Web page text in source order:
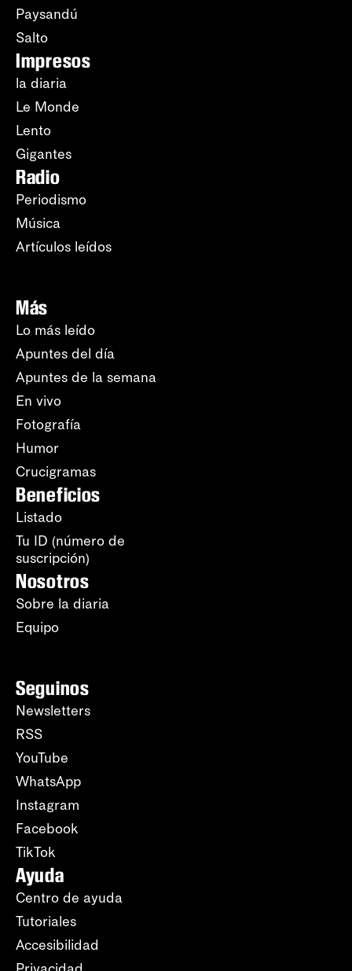
Paysandú
Salto
Impresos
la diaria
Le Monde
Lento
Gigantes
Radio
Periodismo
Música
Artículos leídos
Más
Lo más leído
Apuntes del día
Apuntes de la semana
En vivo
Fotografía
Humor
Crucigramas
Beneficios
Listado
Tu ID (número de
suscripción)
Nosotros
Sobre la diaria
Equipo
Seguinos
Newsletters
RSS
YouTube
WhatsApp
Instagram
Facebook
TikTok
Ayuda
Centro de ayuda
Tutoriales
Accesibilidad